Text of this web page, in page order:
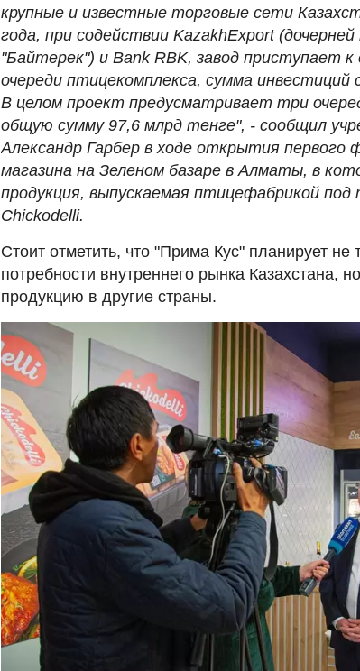
крупные и известные торговые сети
года, при содействии KazakhExport
"Байтерек") и Bank RBK, завод приступает
очереди птицекомплекса, сумма
В целом проект предусматривает три
общую сумму 97,6 млрд тенге", - сообщил
Александр Гарбер в ходе открытия первого
магазина на Зеленом базаре в Алматы, в
продукция, выпускаемая птицефабрикой под
Chickodelli.
Стоит отметить, что "Прима Кус" планирует не
потребности внутреннего рынка Казахстана,
продукцию в другие страны.